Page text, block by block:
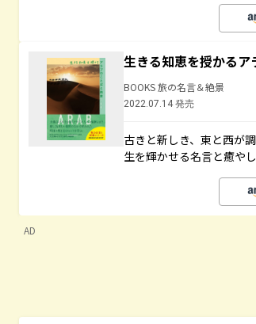
生きる知恵を授かるア
BOOKS 旅の名言＆絶景
2022.07.14 発売
古きと新しき、東と西が
生を輝かせる名言と癒や
AD